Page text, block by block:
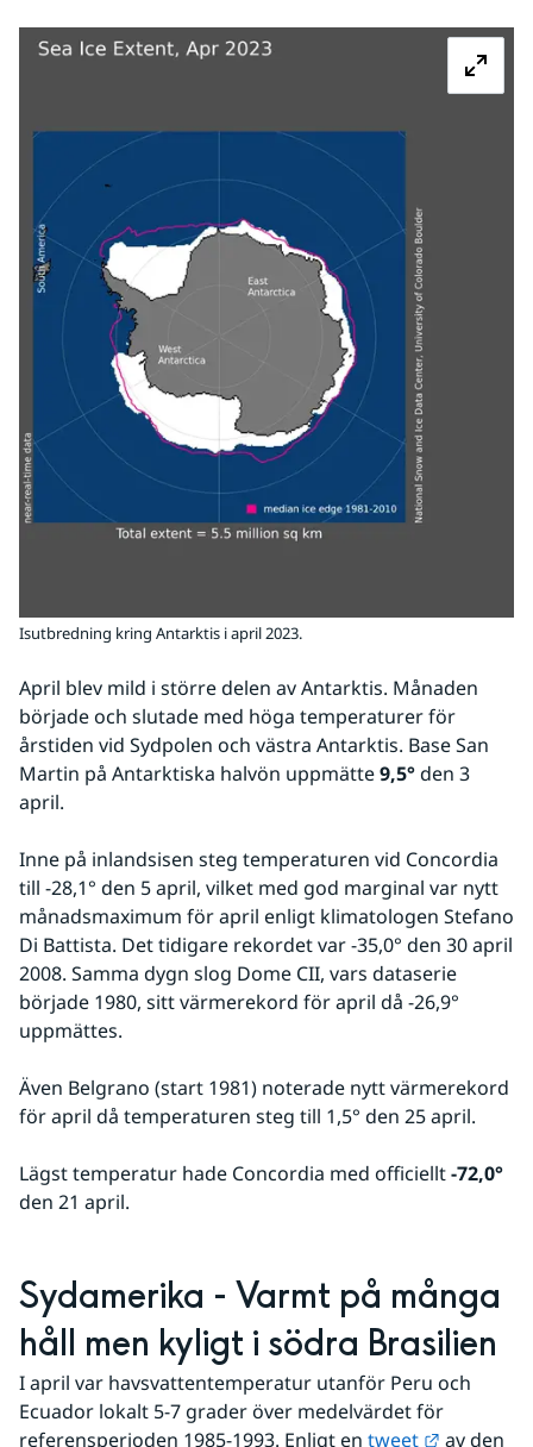
Isutbredning kring Antarktis i april 2023.
April blev mild i större delen av Antarktis. Månaden
började och slutade med höga temperaturer för
årstiden vid Sydpolen och västra Antarktis. Base San
Martin på Antarktiska halvön uppmätte 9,5° den 3
april.
Inne på inlandsisen steg temperaturen vid Concordia
till -28,1° den 5 april, vilket med god marginal var nytt
månadsmaximum för april enligt klimatologen Stefano
Di Battista. Det tidigare rekordet var -35,0° den 30 april
2008. Samma dygn slog Dome CII, vars dataserie
började 1980, sitt värmerekord för april då -26,9°
uppmättes.
Även Belgrano (start 1981) noterade nytt värmerekord
för april då temperaturen steg till 1,5° den 25 april.
Lägst temperatur hade Concordia med officiellt -72,0°
den 21 april.
Sydamerika - Varmt på många
håll men kyligt i södra Brasilien
I april var havsvattentemperatur utanför Peru och
Ecuador lokalt 5-7 grader över medelvärdet för
referensperioden 1985-1993. Enligt en tweet Länk till
av den